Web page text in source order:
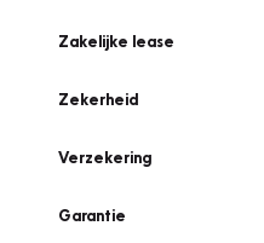
Zakelijke lease
Zekerheid
Verzekering
Garantie